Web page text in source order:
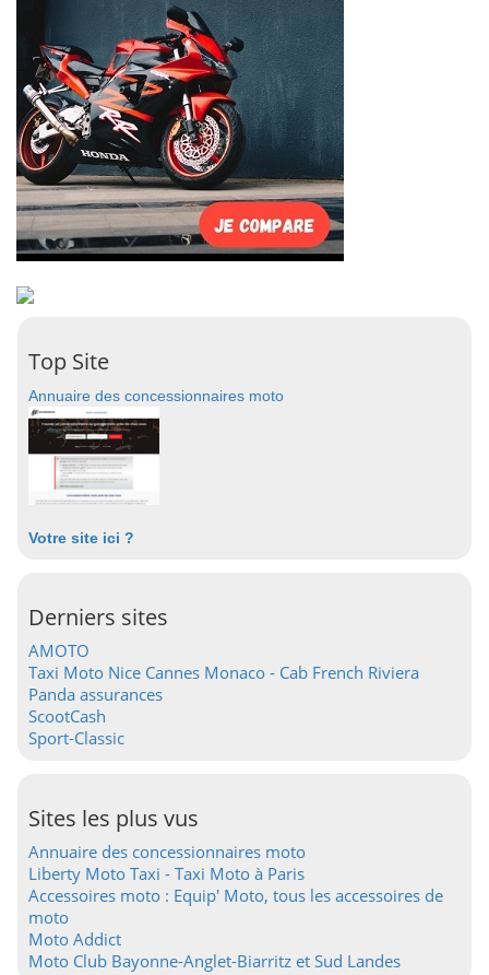
Top Site
Annuaire des concessionnaires moto
Votre site ici ?
Derniers sites
AMOTO
Taxi Moto Nice Cannes Monaco - Cab French Riviera
Panda assurances
ScootCash
Sport-Classic
Sites les plus vus
Annuaire des concessionnaires moto
Liberty Moto Taxi - Taxi Moto à Paris
Accessoires moto : Equip' Moto, tous les accessoires de
moto
Moto Addict
Moto Club Bayonne-Anglet-Biarritz et Sud Landes